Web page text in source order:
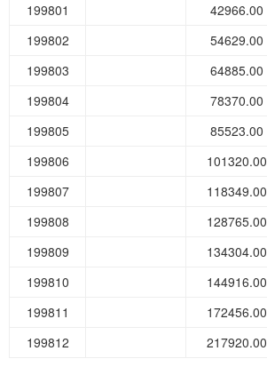
199801
42966.00
199802
54629.00
199803
64885.00
199804
78370.00
199805
85523.00
199806
101320.00
199807
118349.00
199808
128765.00
199809
134304.00
199810
144916.00
199811
172456.00
199812
217920.00